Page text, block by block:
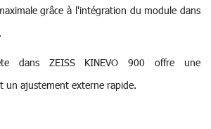
grâce à l'intégration du module dans
dans ZEISS KINEVO 900 offre une
un ajustement externe rapide.